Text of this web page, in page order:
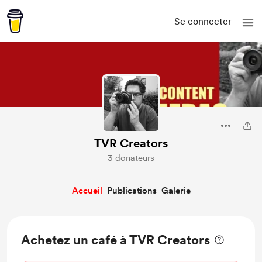
Se connecter
TVR Creators
3 donateurs
Accueil Publications Galerie
Achetez un café à TVR Creators